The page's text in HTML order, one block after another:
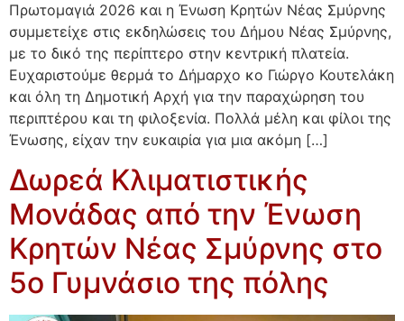
Πρωτομαγιά 2026 και η Ένωση Κρητών Νέας Σμύρνης
συμμετείχε στις εκδηλώσεις του Δήμου Νέας Σμύρνης,
με το δικό της περίπτερο στην κεντρική πλατεία.
Ευχαριστούμε θερμά το Δήμαρχο κο Γιώργο Κουτελάκη
και όλη τη Δημοτική Αρχή για την παραχώρηση του
περιπτέρου και τη φιλοξενία. Πολλά μέλη και φίλοι της
Ένωσης, είχαν την ευκαιρία για μια ακόμη […]
Δωρεά Κλιματιστικής
Μονάδας από την Ένωση
Κρητών Νέας Σμύρνης στο
5ο Γυμνάσιο της πόλης